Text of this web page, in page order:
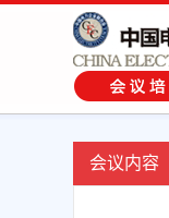
会议内容